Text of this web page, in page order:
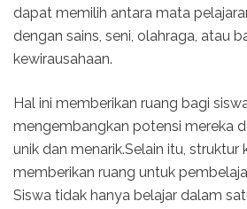
dapat memilih antara mata
dengan sains, seni, olahraga, atau
kewirausahaan.
Hal ini memberikan ruang bagi
mengembangkan potensi mereka
unik dan menarik.Selain itu, struktur
memberikan ruang untuk
Siswa tidak hanya belajar dalam